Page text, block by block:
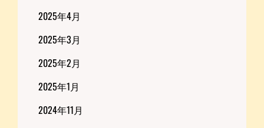
2025年4月
2025年3月
2025年2月
2025年1月
2024年11月